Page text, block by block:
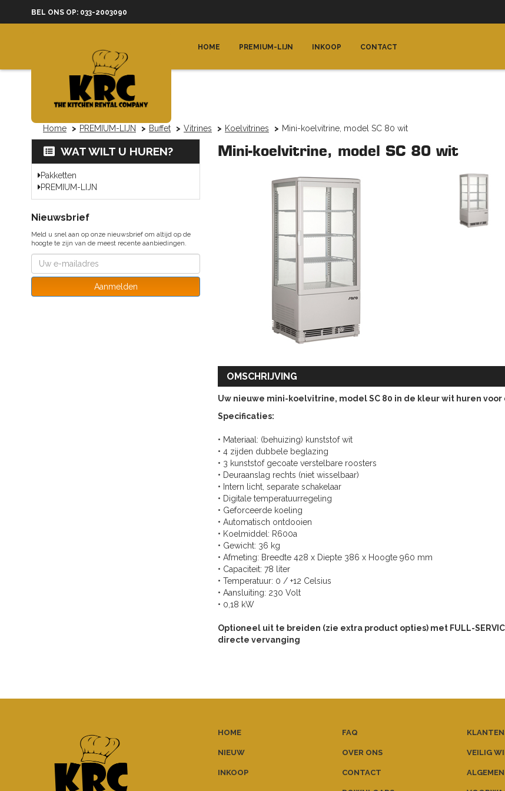
BEL ONS OP: 033-2003090
HOME PREMIUM-LIJN INKOOP CONTACT
Home PREMIUM-LIJN Buffet Vitrines Koelvitrines Mini-koelvitrine, model SC 80 wit
WAT WILT U HUREN?
Pakketten
PREMIUM-LIJN
Nieuwsbrief
Meld u snel aan op onze nieuwsbrief om altijd op de
hoogte te zijn van de meest recente aanbiedingen.
Aanmelden
Mini-koelvitrine, model SC 80 wit
OMSCHRIJVING
Uw nieuwe mini-koelvitrine, model SC 80 in de kleur wit huren
Specificaties:
• Materiaal: (behuizing) kunststof wit
• 4 zijden dubbele beglazing
• 3 kunststof gecoate verstelbare roosters
• Deuraanslag rechts (niet wisselbaar)
• Intern licht, separate schakelaar
• Digitale temperatuurregeling
• Geforceerde koeling
• Automatisch ontdooien
• Koelmiddel: R600a
• Gewicht: 36 kg
• Afmeting: Breedte 428 x Diepte 386 x Hoogte 960 mm
• Capaciteit: 78 liter
• Temperatuur: 0 / +12 Celsius
• Aansluiting: 230 Volt
• 0,18 kW
Optioneel uit te breiden (zie extra product opties) met FULL-
directe vervanging
HOME
NIEUW
INKOOP
FAQ
OVER ONS
CONTACT
VEILIG